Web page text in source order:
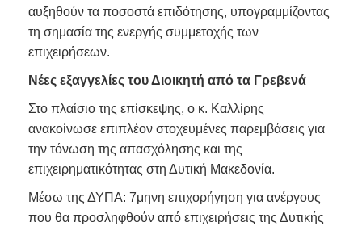
αυξηθούν τα ποσοστά επιδότησης, υπογραμμίζοντας
τη σημασία της ενεργής συμμετοχής των
επιχειρήσεων.
Νέες εξαγγελίες του Διοικητή από τα Γρεβενά
Στο πλαίσιο της επίσκεψης, ο κ. Καλλίρης
ανακοίνωσε επιπλέον στοχευμένες παρεμβάσεις για
την τόνωση της απασχόλησης και της
επιχειρηματικότητας στη Δυτική Μακεδονία.
Μέσω της ΔΥΠΑ: 7μηνη επιχορήγηση για ανέργους
που θα προσληφθούν από επιχειρήσεις της Δυτικής